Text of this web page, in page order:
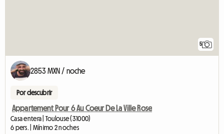
5
2853 MXN / noche
Por descubrir
Appartement Pour 6 Au Coeur De La Ville Rose
Casa entera | Toulouse (31000)
6 pers. | Mínimo 2 noches